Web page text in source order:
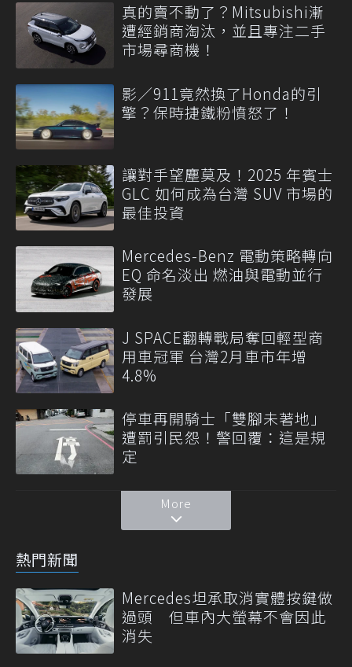
真的賣不動了？Mitsubishi漸
遭經銷商淘汰，並且專注二手
市場尋商機！
影／911竟然換了Honda的引
擎？保時捷鐵粉憤怒了！
讓對手望塵莫及！2025 年賓士
GLC 如何成為台灣 SUV 市場的
最佳投資
Mercedes-Benz 電動策略轉向
EQ 命名淡出 燃油與電動並行
發展
J SPACE翻轉戰局奪回輕型商
用車冠軍 台灣2月車市年增
4.8%
停車再開騎士「雙腳未著地」
遭罰引民怨！警回覆：這是規
定
More
熱門新聞
Mercedes坦承取消實體按鍵做
過頭 但車內大螢幕不會因此
消失